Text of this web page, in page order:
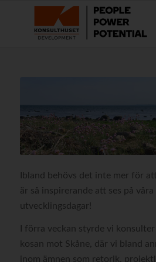
Ibland behövs det inte mer för
är så inspirerande att ses på
utvecklingsdagar!
I förra veckan styrde vi
kosan mot Skåne, där vi bland
inom ämnen som retorik,